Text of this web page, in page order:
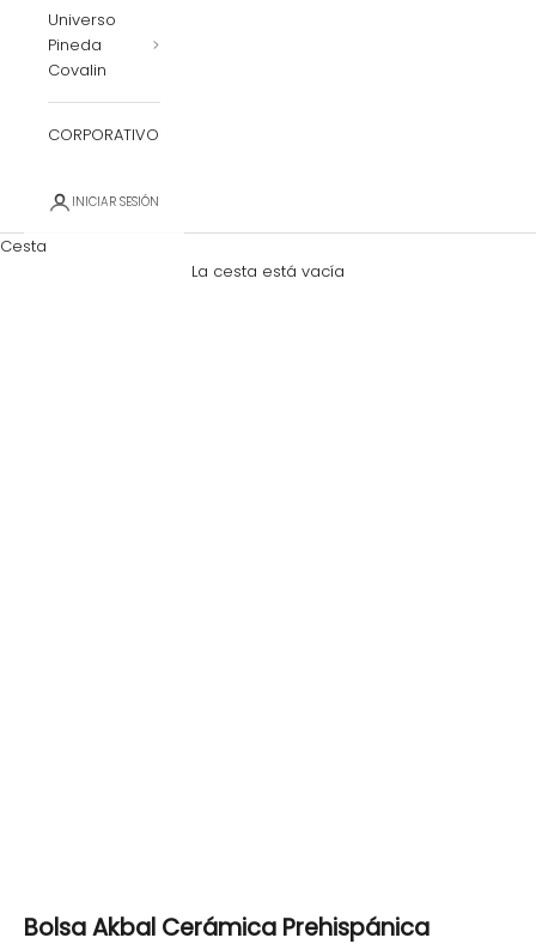
Universo
Pineda
Covalin
CORPORATIVO
INICIAR SESIÓN
Cesta
La cesta está vacía
Bolsa Akbal Cerámica Prehispánica